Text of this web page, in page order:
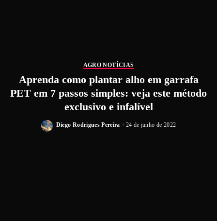
AGRO NOTÍCIAS
Aprenda como plantar alho em garrafa
PET em 7 passos simples: veja este método
exclusivo e infalível
Diego Rodrigues Pereira 24 de junho de 2022